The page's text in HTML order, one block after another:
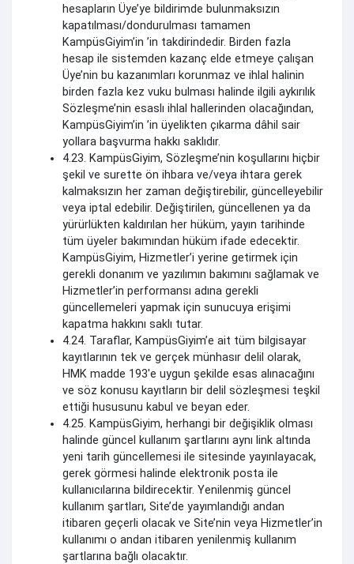
hesapların Üye’ye bildirimde bulunmaksızın
kapatılması/dondurulması tamamen
KampüsGiyim’in ’in takdirindedir. Birden fazla
hesap ile sistemden kazanç elde etmeye çalışan
Üye’nin bu kazanımları korunmaz ve ihlal halinin
birden fazla kez vuku bulması halinde ilgili aykırılık
Sözleşme’nin esaslı ihlal hallerinden olacağından,
KampüsGiyim’in ’in üyelikten çıkarma dâhil sair
yollara başvurma hakkı saklıdır.
4.23. KampüsGiyim, Sözleşme’nin koşullarını hiçbir
şekil ve surette ön ihbara ve/veya ihtara gerek
kalmaksızın her zaman değiştirebilir, güncelleyebilir
veya iptal edebilir. Değiştirilen, güncellenen ya da
yürürlükten kaldırılan her hüküm, yayın tarihinde
tüm üyeler bakımından hüküm ifade edecektir.
KampüsGiyim, Hizmetler’i yerine getirmek için
gerekli donanım ve yazılımın bakımını sağlamak ve
Hizmetler’in performansı adına gerekli
güncellemeleri yapmak için sunucuya erişimi
kapatma hakkını saklı tutar.
4.24. Taraflar, KampüsGiyim’e ait tüm bilgisayar
kayıtlarının tek ve gerçek münhasır delil olarak,
HMK madde 193'e uygun şekilde esas alınacağını
ve söz konusu kayıtların bir delil sözleşmesi teşkil
ettiği hususunu kabul ve beyan eder.
4.25. KampüsGiyim, herhangi bir değişiklik olması
halinde güncel kullanım şartlarını aynı link altında
yeni tarih güncellemesi ile sitesinde yayınlayacak,
gerek görmesi halinde elektronik posta ile
kullanıcılarına bildirecektir. Yenilenmiş güncel
kullanım şartları, Site’de yayımlandığı andan
itibaren geçerli olacak ve Site’nin veya Hizmetler’in
kullanımı o andan itibaren yenilenmiş kullanım
şartlarına bağlı olacaktır.